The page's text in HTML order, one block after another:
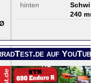
hinten
240 mm
auf YouTube